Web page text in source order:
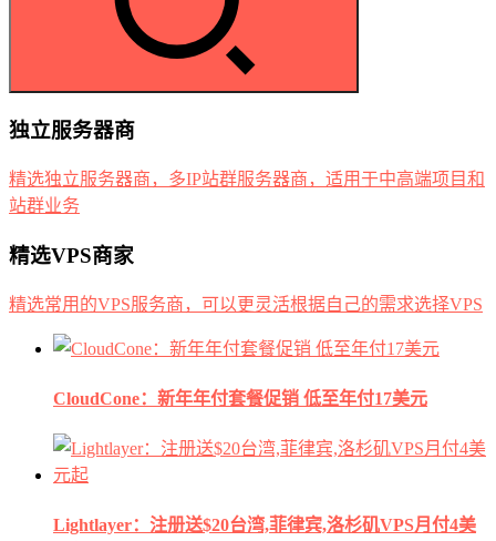
独立服务器商
精选独立服务器商，多IP站群服务器商，适用于中高端项目和
站群业务
精选VPS商家
精选常用的VPS服务商，可以更灵活根据自己的需求选择VPS
CloudCone：新年年付套餐促销 低至年付17美元
Lightlayer：注册送$20台湾,菲律宾,洛杉矶VPS月付4美